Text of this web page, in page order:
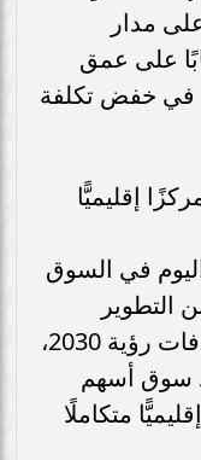
على مدار
على عمق
في خفض تكلفة
إقليميًّا
في السوق
التطوير
التشريعي والمالي ضمن مستهدفات رؤية 2030،
سوق أسهم
متكاملًا